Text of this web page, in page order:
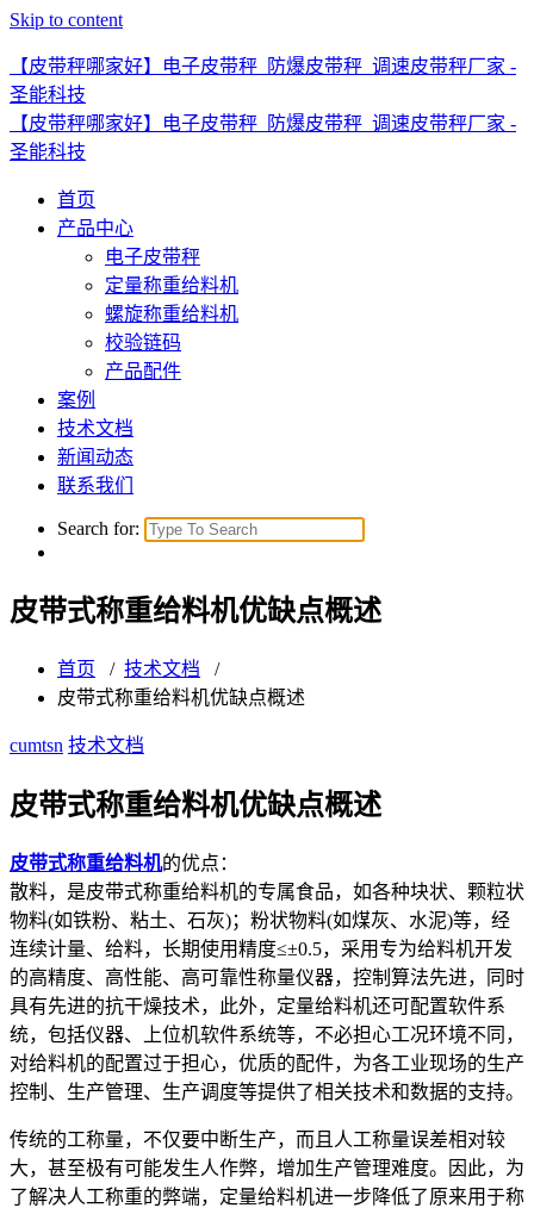
Skip to content
【皮带秤哪家好】电子皮带秤_防爆皮带秤_调速皮带秤厂家 -
圣能科技
【皮带秤哪家好】电子皮带秤_防爆皮带秤_调速皮带秤厂家 -
圣能科技
首页
产品中心
电子皮带秤
定量称重给料机
螺旋称重给料机
校验链码
产品配件
案例
技术文档
新闻动态
联系我们
Search for:
皮带式称重给料机优缺点概述
首页 / 技术文档 /
皮带式称重给料机优缺点概述
cumtsn 技术文档
皮带式称重给料机优缺点概述
皮带式称重给料机的优点：
散料，是皮带式称重给料机的专属食品，如各种块状、颗粒状
物料(如铁粉、粘土、石灰)；粉状物料(如煤灰、水泥)等，经
连续计量、给料，长期使用精度≤±0.5，采用专为给料机开发
的高精度、高性能、高可靠性称量仪器，控制算法先进，同时
具有先进的抗干燥技术，此外，定量给料机还可配置软件系
统，包括仪器、上位机软件系统等，不必担心工况环境不同，
对给料机的配置过于担心，优质的配件，为各工业现场的生产
控制、生产管理、生产调度等提供了相关技术和数据的支持。
传统的工称量，不仅要中断生产，而且人工称量误差相对较
大，甚至极有可能发生人作弊，增加生产管理难度。因此，为
了解决人工称重的弊端，定量给料机进一步降低了原来用于称